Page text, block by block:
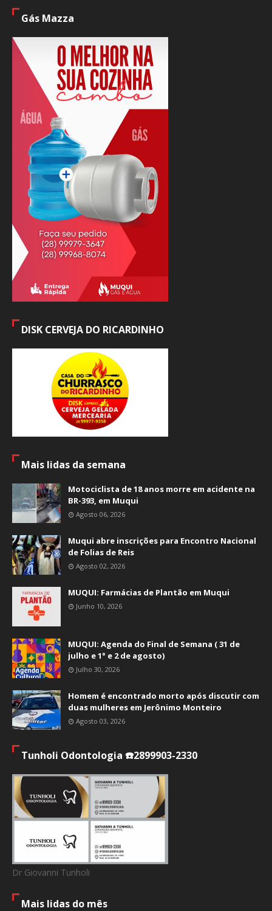
Gás Mazza
DISK CERVEJA DO RICARDINHO
Mais lidas da semana
Motociclista de 18 anos morre em acidente na
BR-393, em Muqui
Agosto 06, 2026
Muqui abre inscrições para Encontro Nacional
de Folias de Reis
Agosto 02, 2026
MUQUI: Farmácias de Plantão em Muqui
Junho 10, 2026
MUQUI: Agenda do Final de Semana ( 31 de
julho e 1° e 2 de agosto)
Julho 30, 2026
Homem é encontrado morto após discutir com
duas mulheres em Jerônimo Monteiro
Agosto 03, 2026
Tunholi Odontologia ☎️2899903-2330
Dr Giovanni Tunholi
Mais lidas do mês